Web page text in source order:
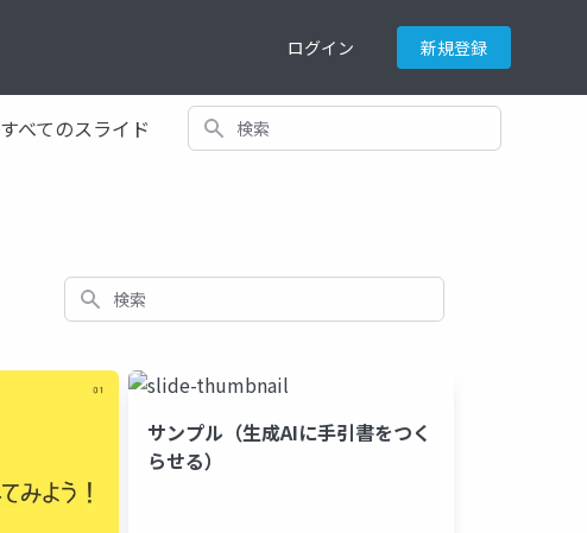
ログイン 新規登録
すべてのスライド 検索
検索
サンプル（生成AIに手引書をつく
らせる）